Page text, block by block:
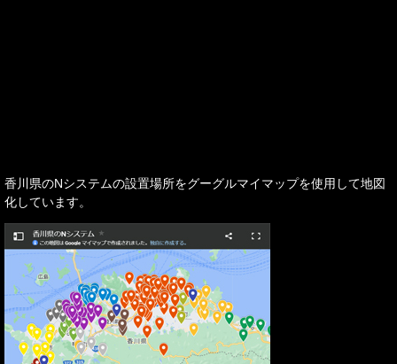
香川県のNシステムの設置場所をグーグルマイマップを使用して地図
化しています。